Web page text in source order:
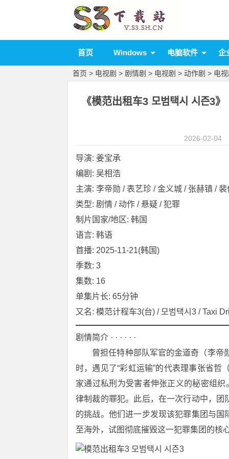
首页 Windows 电脑软件 企
首页 > 电视剧 > 剧情剧 > 电视剧 > 动作剧 > 电视
《模范出租车3 모범택시 시즌
2026-02-04
导演: 姜宝承
编剧: 吴相浩
主演: 李帝勋 / 表艺珍 / 金义城 / 张赫镇 / 裴
类型: 剧情 / 动作 / 悬疑 / 犯罪
制片国家/地区: 韩国
语言: 韩语
首播: 2025-11-21(韩国)
季数: 3
集数: 16
单集片长: 65分钟
又名: 模范计程车3(台) / 모범택시3 / Taxi
剧情简介 · · · · · ·
曾担任特种部队军官的金道奇（李帝
时，遇见了“彩虹运输”的代表理事张省
家通过私刑为受害者伸张正义的秘密组
律制裁的罪犯。此后，在一次行动中，
的挑战。他们进一步发现该犯罪集团与
至海外，试图彻底摧毁这一犯罪集团的核